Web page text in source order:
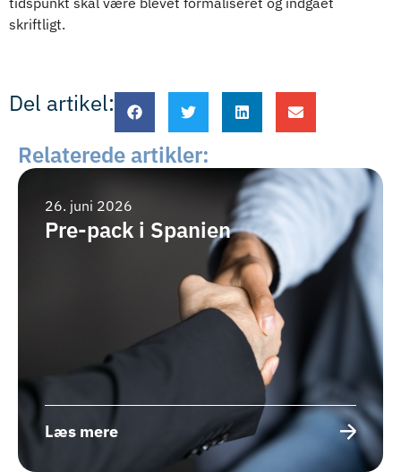
skriftligt.
Del artikel:
Relaterede artikler:
26. juni 2026
Pre-pack i Spanien
Læs mere